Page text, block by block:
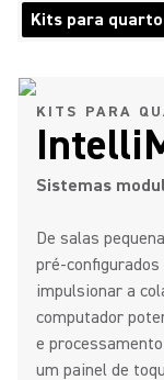
Kits para
KITS PARA
Sistemas
De salas
pré-
impulsionar a
computador
e
um painel de